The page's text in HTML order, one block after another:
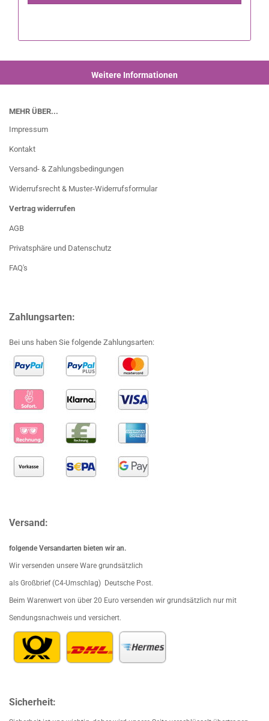
Weitere Informationen
MEHR ÜBER...
Impressum
Kontakt
Versand- & Zahlungsbedingungen
Widerrufsrecht & Muster-Widerrufsformular
Vertrag widerrufen
AGB
Privatsphäre und Datenschutz
FAQ's
Zahlungsarten:
Bei uns haben Sie folgende Zahlungsarten:
Versand:
folgende Versandarten bieten wir an.
Wir versenden unsere Ware grundsätzlich
als Großbrief (C4-Umschlag) Deutsche Post.
Beim Warenwert von über 20 Euro versenden wir grundsätzlich nur mit
Sendungsnachweis und versichert.
Sicherheit: